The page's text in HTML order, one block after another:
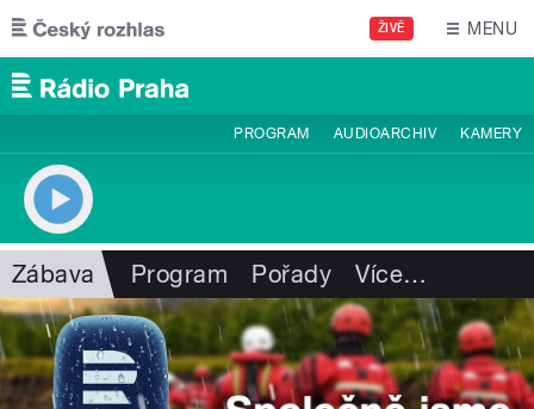
Přejít k hlavnímu obsahu
ŽIVĚ MENU
PROGRAM AUDIOARCHIV KAMERY
Zábava Program Pořady Více…